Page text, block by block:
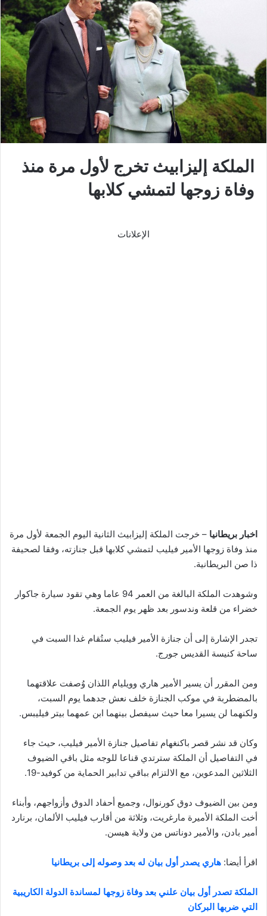
الملكة إليزابيث تخرج لأول مرة منذ
وفاة زوجها لتمشي كلابها
الإعلانات
اخبار بريطانيا – خرجت الملكة إليزابيث الثانية اليوم الجمعة لأول مرة
منذ وفاة زوجها الأمير فيليب لتمشي كلابها قبل جنازته، وفقا لصحيفة
ذا صن البريطانية.
وشوهدت الملكة البالغة من العمر 94 عاما وهي تقود سيارة جاكوار
خضراء من قلعة وندسور بعد ظهر يوم الجمعة.
تجدر الإشارة إلى أن جنازة الأمير فيليب ستُقام غدا السبت في
ساحة كنيسة القديس جورج.
ومن المقرر أن يسير الأمير هاري وويليام اللذان وُصفت علاقتهما
بالمضطربة في موكب الجنازة خلف نعش جدهما يوم السبت،
ولكنهما لن يسيرا معا حيث سيفصل بينهما ابن عمهما بيتر فيليبس.
وكان قد نشر قصر باكنغهام تفاصيل جنازة الأمير فيليب، حيث جاء
في التفاصيل أن الملكة سترتدي قناعا للوجه مثل باقي الضيوف
الثلاثين المدعوين، مع الالتزام بباقي تدابير الحماية من كوفيد-19.
ومن بين الضيوف دوق كورنوال، وجميع أحفاد الدوق وأزواجهم، وأبناء
أخت الملكة الأميرة مارغريت، وثلاثة من أقارب فيليب الألمان، برنارد
أمير بادن، والأمير دوناتس من ولاية هيسن.
اقرأ أيضا: هاري يصدر أول بيان له بعد وصوله إلى بريطانيا
الملكة تصدر أول بيان علني بعد وفاة زوجها لمساندة الدولة الكاريبية
التي ضربها البركان